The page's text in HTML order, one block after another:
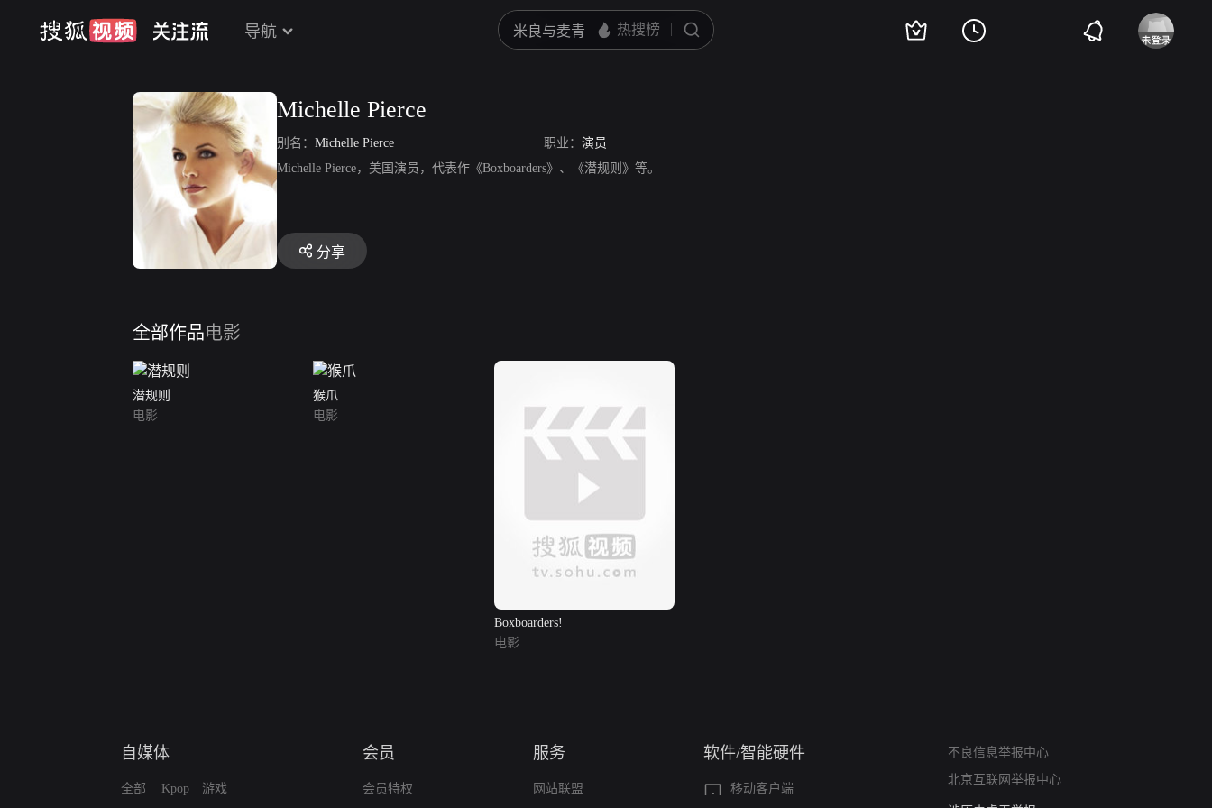
导航
Michelle Pierce
别名： Michelle Pierce 职业： 演员
Michelle Pierce，美国演员，代表作《Boxboarders》、《潜规则》等。
分享
全部作品电影
潜规则
电影
猴爪
电影
Boxboarders!
电影
自媒体
全部 Kpop 游戏
会员
会员特权
服务
网站联盟
软件/智能硬件
移动客户端
不良信息举报中心
北京互联网举报中心
亚运会举报专区